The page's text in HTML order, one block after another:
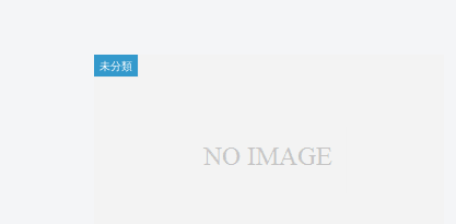
未分類